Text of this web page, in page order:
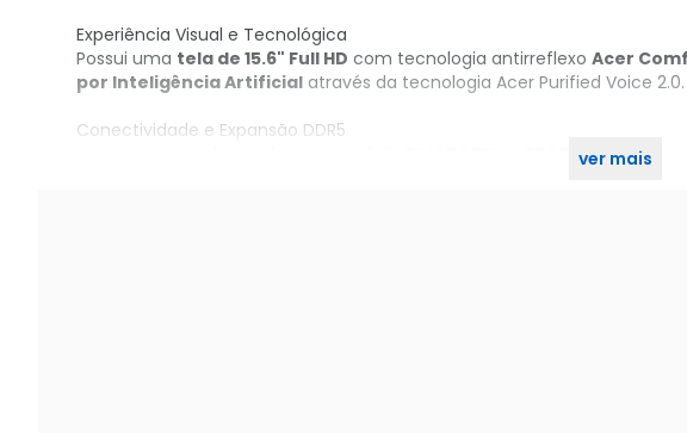
Experiência Visual e Tecnológica
Possui uma tela de 15.6" Full HD com tecnologia antirreflexo Acer
por Inteligência Artificial através da tecnologia Acer Purified Voice 2.0.
Conectividade e Expansão DDR5
memória RAM DDR5 de 5200 MHz , sendo
ver mais